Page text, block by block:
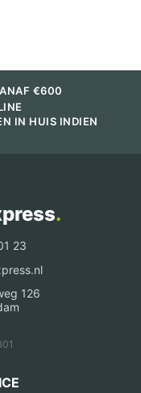
€600
IN HUIS INDIEN
.
23
126